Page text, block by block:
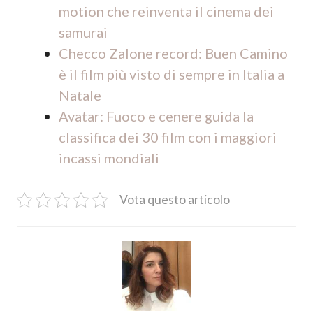
motion che reinventa il cinema dei
samurai
Checco Zalone record: Buen Camino
è il film più visto di sempre in Italia a
Natale
Avatar: Fuoco e cenere guida la
classifica dei 30 film con i maggiori
incassi mondiali
Vota questo articolo